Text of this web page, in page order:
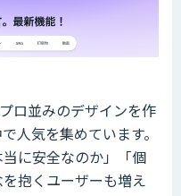
ロ並みのデザインを作
人気を集めています。
に安全なのか」「個
抱くユーザーも増え